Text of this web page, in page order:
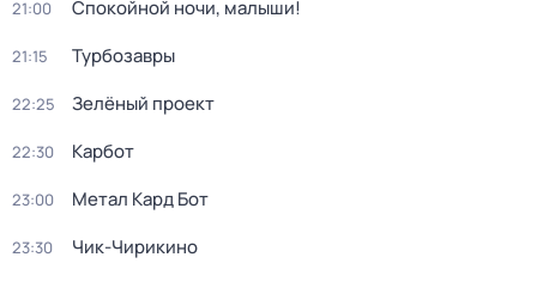
21:00 Спокойной ночи, малыши!
21:15 Турбозавры
22:25 Зелёный проект
22:30 Карбот
23:00 Метал Кард Бот
23:30 Чик-Чирикино